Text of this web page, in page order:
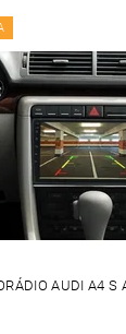
AUDI A4 S